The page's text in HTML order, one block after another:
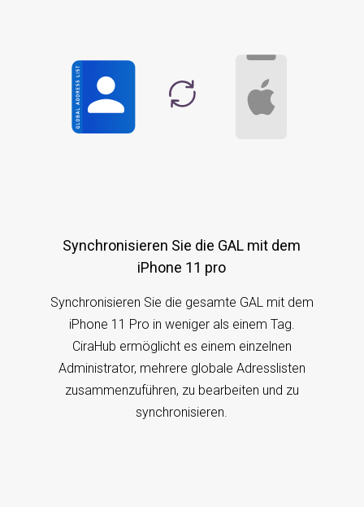
Synchronisieren Sie die GAL mit dem
iPhone 11 pro
Synchronisieren Sie die gesamte GAL mit dem
iPhone 11 Pro in weniger als einem Tag.
CiraHub ermöglicht es einem einzelnen
Administrator, mehrere globale Adresslisten
zusammenzuführen, zu bearbeiten und zu
synchronisieren.